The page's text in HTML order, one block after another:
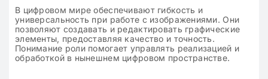
В цифровом мире обеспечивают гибкость и
универсальность при работе с изображениями. Они
позволяют создавать и редактировать графические
элементы, предоставляя качество и точность.
Понимание роли помогает управлять реализацией и
обработкой в нынешнем цифровом пространстве.